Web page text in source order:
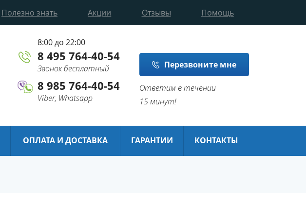
Полезно знать Акции Отзывы Помощь
8:00 до 22:00
8 495 764-40-54
Звонок бесплатный
8 985 764-40-54
Viber, Whatsapp
Перезвоните мне
Ответим в течении
15 минут!
ОПЛАТА И ДОСТАВКА ГАРАНТИИ КОНТАКТЫ